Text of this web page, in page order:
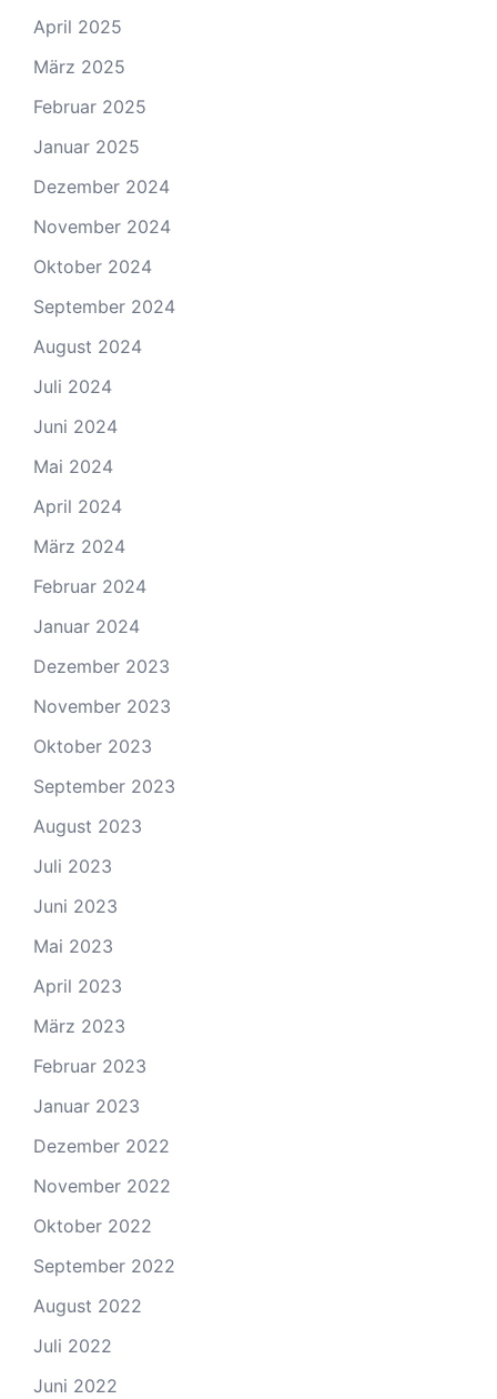
April 2025
März 2025
Februar 2025
Januar 2025
Dezember 2024
November 2024
Oktober 2024
September 2024
August 2024
Juli 2024
Juni 2024
Mai 2024
April 2024
März 2024
Februar 2024
Januar 2024
Dezember 2023
November 2023
Oktober 2023
September 2023
August 2023
Juli 2023
Juni 2023
Mai 2023
April 2023
März 2023
Februar 2023
Januar 2023
Dezember 2022
November 2022
Oktober 2022
September 2022
August 2022
Juli 2022
Juni 2022